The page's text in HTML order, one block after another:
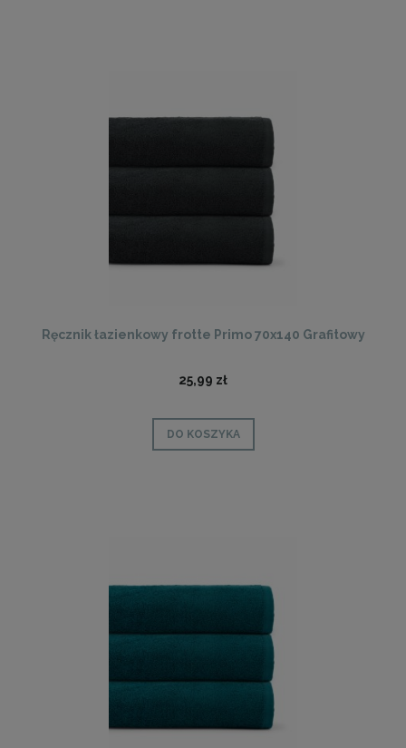
Ręcznik łazienkowy frotte Primo 70x140 Grafitowy
25,99 zł
DO KOSZYKA